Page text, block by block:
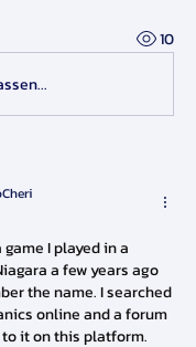
10
I played in a
a few years ago
the name. I searched
online and a forum
it on this platform.